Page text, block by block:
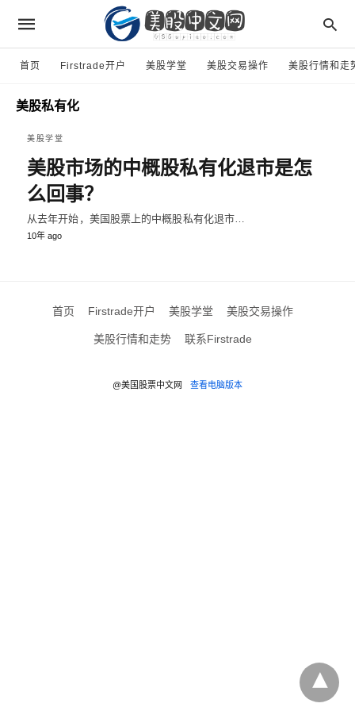
首页 Firstrade开户 美股学堂 美股交易操作 美股行情和走
美股私有化
美股学堂
美股市场的中概股私有化退市是怎
么回事？
从去年开始，美国股票上的中概股私有化退市…
10年 ago
首页 Firstrade开户 美股学堂 美股交易操作
美股行情和走势 联系Firstrade
@美国股票中文网 查看电脑版本